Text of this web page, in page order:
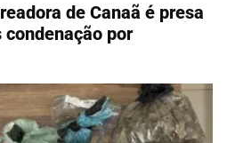
de Canaã é presa
por